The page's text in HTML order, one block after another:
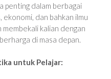
penting dalam berbagai
dan bahkan ilmu
kalian dengan
di masa depan.
untuk Pelajar: